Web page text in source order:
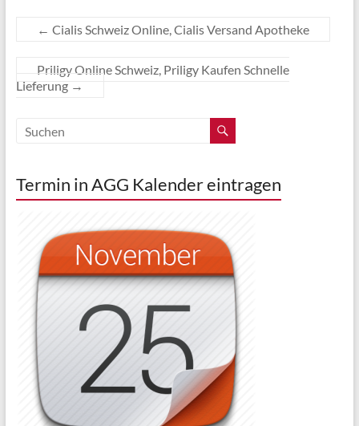
← Cialis Schweiz Online, Cialis Versand Apotheke
Priligy Online Schweiz, Priligy Kaufen Schnelle
Lieferung →
Termin in AGG Kalender eintragen